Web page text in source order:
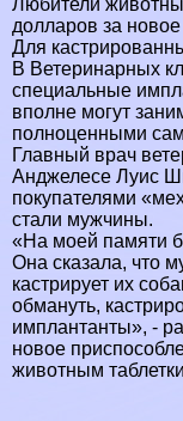
долларов за
Для
В Ветеринарных
специальные
вполне могут
полноценными
Главный врач
Анджелесе Луис
покупателями
стали мужчины.
«На моей памяти
Она сказала, что
кастрирует их
обмануть,
имплантанты», -
новое
животным